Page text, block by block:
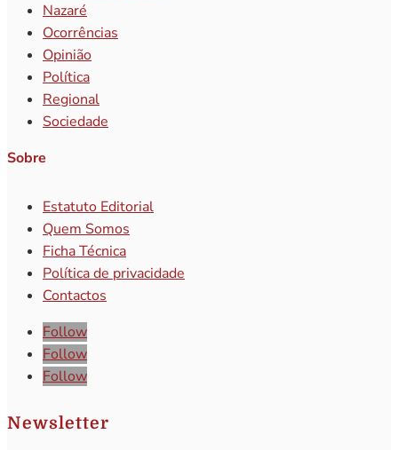
Nazaré
Ocorrências
Opinião
Política
Regional
Sociedade
Sobre
Estatuto Editorial
Quem Somos
Ficha Técnica
Política de privacidade
Contactos
Follow
Follow
Follow
Newsletter